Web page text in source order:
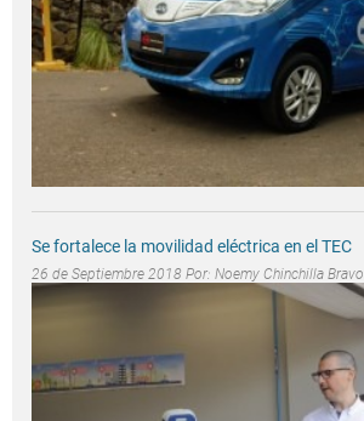
Se fortalece la movilidad eléctrica en el TEC
26 de Septiembre 2018 Por: Noemy Chinchilla Bravo